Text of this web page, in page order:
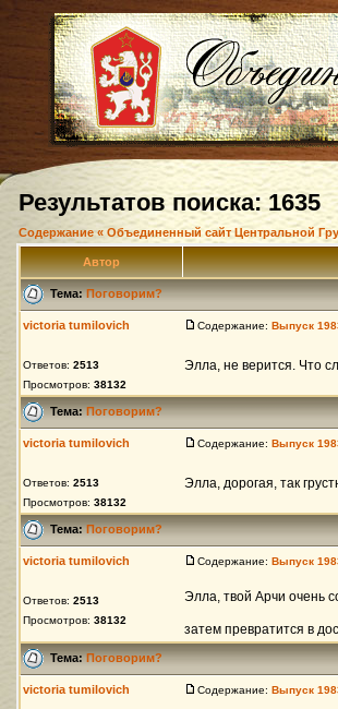
Результатов поиска: 1635
Содержание « Объединенный сайт Центральной
Автор
Тема:Поговорим?
victoria tumilovich
Ответов: 2513
Просмотров: 38132
Содержание: Выпуск
Элла, не верится. Что
Тема:Поговорим?
victoria tumilovich
Ответов: 2513
Просмотров: 38132
Содержание: Выпуск
Элла, дорогая, так
Тема:Поговорим?
victoria tumilovich
Ответов: 2513
Просмотров: 38132
Содержание: Выпуск
Элла, твой Арчи очень
затем превратится в
Тема:Поговорим?
victoria tumilovich Содержание: Выпуск